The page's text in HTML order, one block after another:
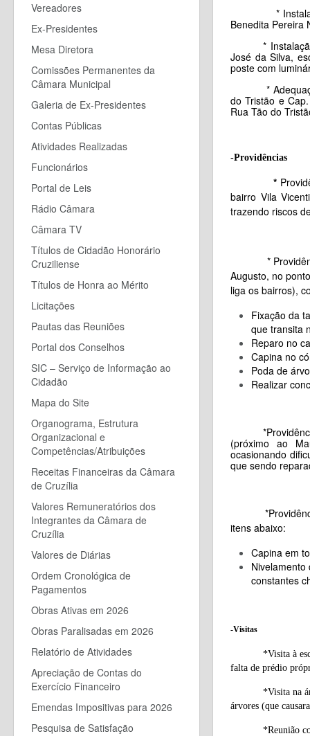
* Instalação
Benedita Pereira
*
José da Silva,
poste com
* Adequação
do Tristão e
Rua Tão do
-Providências
*
bairro Vila
trazendo riscos
* Providências
Augusto, no
liga os bairros),
Fixação da
que transita
Reparo no
Capina no
Poda de
Realizar
(próximo ao
ocasionando
que sendo
*Providências
itens abaixo:
Capina em
constantes
-Visitas
*Visita à
falta de prédio
*Visita na
árvores (que
*Reunião
Vereadores
Ex-Presidentes
Mesa Diretora
Comissões Permanentes da
Câmara Municipal
Galeria de Ex-Presidentes
Contas Públicas
Atividades Realizadas
Funcionários
Portal de Leis
Rádio Câmara
Câmara TV
Títulos de Cidadão Honorário
Cruziliense
Títulos de Honra ao Mérito
Licitações
Pautas das Reuniões
Portal dos Conselhos
SIC – Serviço de Informação ao
Cidadão
Mapa do Site
Organograma, Estrutura
Organizacional e
Competências/Atribuições
Receitas Financeiras da Câmara
de Cruzília
Valores Remuneratórios dos
Integrantes da Câmara de
Cruzília
Valores de Diárias
Ordem Cronológica de
Pagamentos
Obras Ativas em 2026
Obras Paralisadas em 2026
Relatório de Atividades
Apreciação de Contas do
Exercício Financeiro
Emendas Impositivas para 2026
Pesquisa de Satisfação